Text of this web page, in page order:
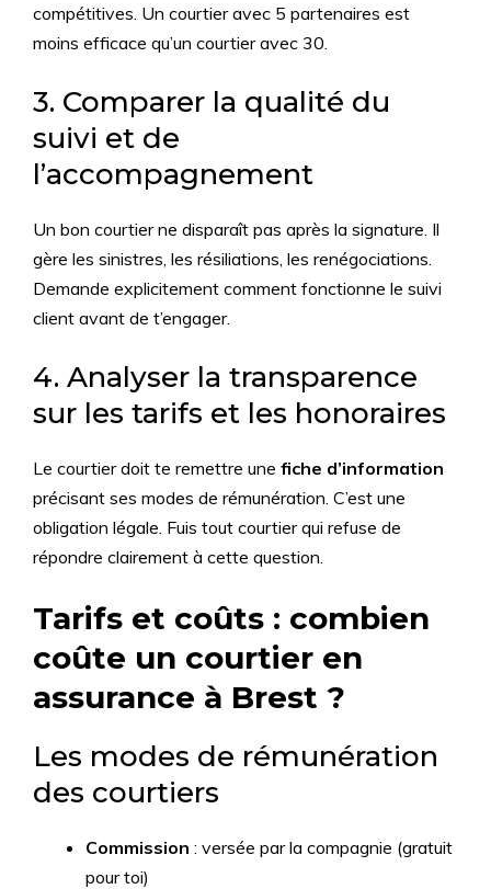
compétitives. Un courtier avec 5 partenaires est
moins efficace qu’un courtier avec 30.
3. Comparer la qualité du
suivi et de
l’accompagnement
Un bon courtier ne disparaît pas après la signature. Il
gère les sinistres, les résiliations, les renégociations.
Demande explicitement comment fonctionne le suivi
client avant de t’engager.
4. Analyser la transparence
sur les tarifs et les honoraires
Le courtier doit te remettre une fiche d’information
précisant ses modes de rémunération. C’est une
obligation légale. Fuis tout courtier qui refuse de
répondre clairement à cette question.
Tarifs et coûts : combien
coûte un courtier en
assurance à Brest ?
Les modes de rémunération
des courtiers
Commission : versée par la compagnie (gratuit
pour toi)